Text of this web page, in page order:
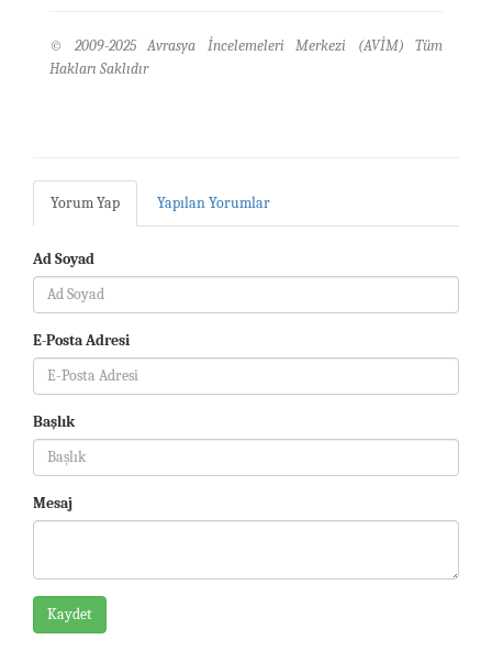
© 2009-2025 Avrasya İncelemeleri Merkezi (AVİM) Tüm
Hakları Saklıdır
Yorum Yap Yapılan Yorumlar
Ad Soyad
E-Posta Adresi
Başlık
Mesaj
Kaydet